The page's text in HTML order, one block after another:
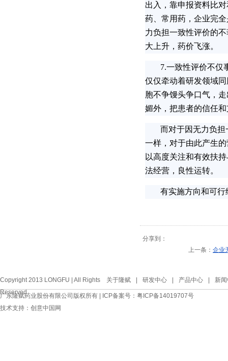
出入，靠申报资料比
药、常用药，企业完
力负担一致性评价的
大上升，药价飞涨。
7.一致性评价不仅
仅仅牵动着研发领域
胞不争馒头争口气，
媚外，把患者的信任
而对于因无力负担
一样，对于由此产生
以高度关注和有效扶
法经营，良性运转。
有实施方向和可行
分享到：
上一条： 企业
关于隆赋 研发中心 产品中心 新
Copyright 2013 LONGFU | All Rights
Reserved
广东隆赋药业股份有限公司版权所有 | ICP备案号： 粤ICP备14019707号
技术支持： 创意中国网